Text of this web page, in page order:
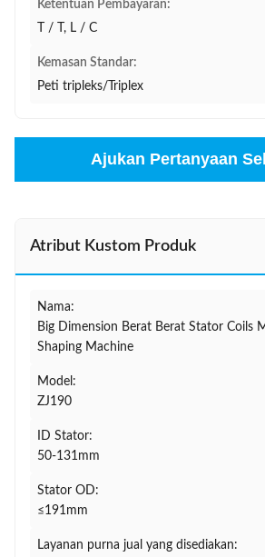
Ketentuan Pembayaran:
T / T, L / C
Kemasan Standar:
Peti tripleks/Triplex
Ajukan Pertanyaan
Atribut Kustom Produk
Nama:
Big Dimension Berat Berat Stator Coils
Shaping Machine
Model:
ZJ190
ID Stator:
50-131mm
Stator OD:
≤191mm
Layanan purna jual yang disediakan: